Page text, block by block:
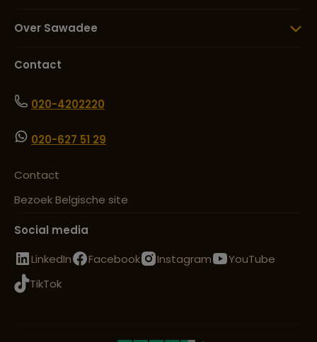
Over Sawadee
Contact
020-4202220
020-627 51 29
Contact
Bezoek Belgische site
Social media
LinkedIn
Facebook Instagram
YouTube
TikTok